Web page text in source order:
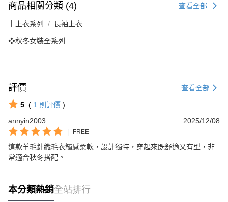
商品相關分類 (4) 查看全部
┃上衣系列 長袖上衣
❖秋冬女裝全系列
評價 查看全部
5 ( 1 則評價 )
annyin2003
2025/12/08
| FREE
這款羊毛針織毛衣觸感柔軟，設計獨特，穿起來既舒適又有型，非
常適合秋冬搭配。
本分類熱銷全站排行